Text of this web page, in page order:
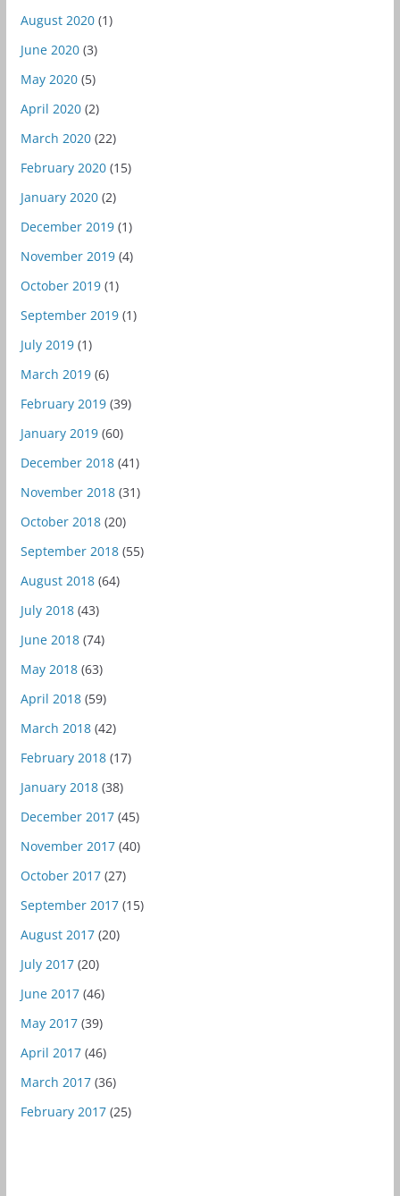
August 2020(1)
June 2020(3)
May 2020(5)
April 2020(2)
March 2020(22)
February 2020(15)
January 2020(2)
December 2019(1)
November 2019(4)
October 2019(1)
September 2019(1)
July 2019(1)
March 2019(6)
February 2019(39)
January 2019(60)
December 2018(41)
November 2018(31)
October 2018(20)
September 2018(55)
August 2018(64)
July 2018(43)
June 2018(74)
May 2018(63)
April 2018(59)
March 2018(42)
February 2018(17)
January 2018(38)
December 2017(45)
November 2017(40)
October 2017(27)
September 2017(15)
August 2017(20)
July 2017(20)
June 2017(46)
May 2017(39)
April 2017(46)
March 2017(36)
February 2017(25)